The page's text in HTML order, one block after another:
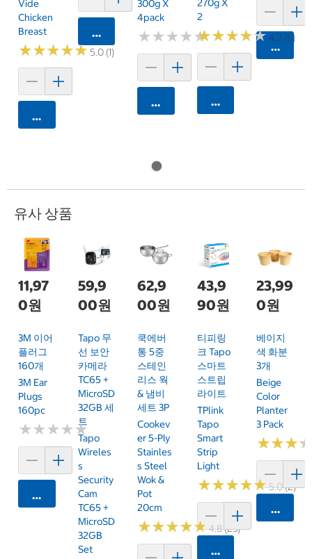
Vide
Chicken
Breast
★★★★★
★★★★★5.0 (1)
카트에 담기
카트에 담기
300g X
4pack
★★★★★
★★★★★
카트에 담기
270g X
2
★★★★★
★★★★★4.2 (5)
카트에 담기
카트에
유사 상품
11,97
0원
3M 이어
플러그
160개
3M Ear
Plugs
160pc
★★★★★
★★★★★
카트에 담기
59,9
00원
Tapo 무
선 보안
카메라
TC65 +
MicroSD
32GB 세
트
Tapo
Wireles
S
Security
Cam
TC65 +
MicroSD
32GB
Set
62,9
00원
쿡에버
통 5중
스테인
리스 웍
& 냄비
세트 3P
Cookev
Er 5-Ply
Stainles
S Steel
Wok &
Pot
20cm
★★★★★
★★★★★4.8 (23)
43,9
90원
티피링
크 Tapo
스마트
스트립
라이트
TPlink
Tapo
Smart
Strip
Light
★★★★★
★★★★★5.0 (2)
카트에 담기
23,99
0원
베이지
색 화분
3개
Beige
Color
Planter
3 Pack
★★★
★★★
카트에